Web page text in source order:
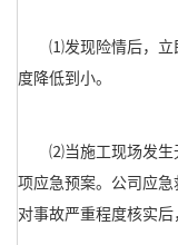
⑴发现险情后，立即
度降低到小。
⑵当施工现场发生无
项应急预案。公司应
对事故严重程度核实后